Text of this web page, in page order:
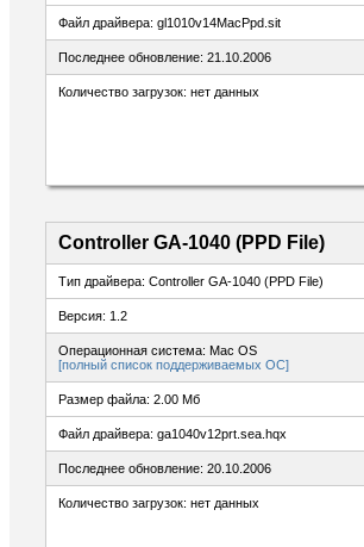
Файл драйвера: gl1010v14MacPpd.sit
Последнее обновление: 21.10.2006
Количество загрузок: нет данных
Controller GA-1040 (PPD File)
Тип драйвера: Controller GA-1040 (PPD File)
Версия: 1.2
Операционная система: Mac OS
[полный список поддерживаемых ОС]
Размер файла: 2.00 Мб
Файл драйвера: ga1040v12prt.sea.hqx
Последнее обновление: 20.10.2006
Количество загрузок: нет данных